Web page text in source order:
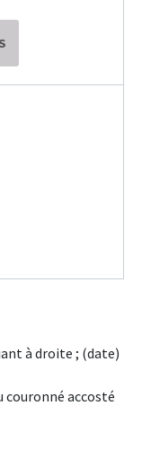
à droite ; (date)
couronné accosté